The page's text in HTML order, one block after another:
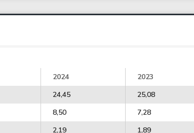
2024 2023
24,45 25,08
8,50 7,28
2,19 1,89